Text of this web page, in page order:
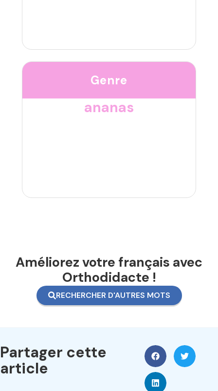
Genre
ananas
Améliorez votre français avec
Orthodidacte !
RECHERCHER D'AUTRES MOTS
Partager cette
article